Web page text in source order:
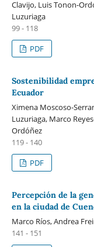
Clavijo, Luis Tonon-
Luzuriaga
99 - 118
PDF
Sostenibilidad
Ecuador
Ximena Moscoso-
Luzuriaga, Marco
Ordóñez
119 - 140
PDF
Percepción de la
en la ciudad de
Marco Ríos, Andrea
141 - 151